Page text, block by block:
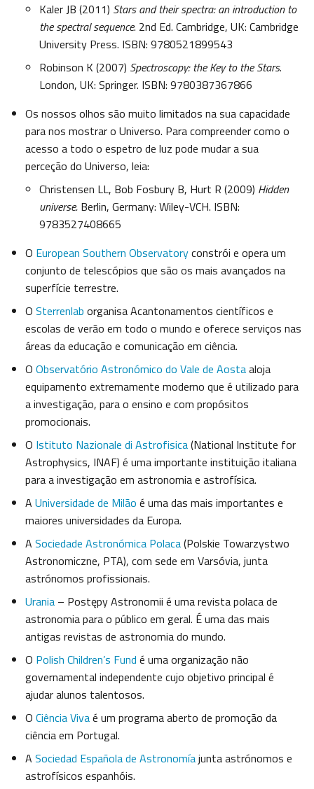
Kaler JB (2011) Stars and their spectra: an introduction to
the spectral sequence. 2nd Ed. Cambridge, UK: Cambridge
University Press. ISBN: 9780521899543
Robinson K (2007) Spectroscopy: the Key to the Stars.
London, UK: Springer. ISBN: 9780387367866
Os nossos olhos são muito limitados na sua capacidade
para nos mostrar o Universo. Para compreender como o
acesso a todo o espetro de luz pode mudar a sua
perceção do Universo, leia:
Christensen LL, Bob Fosbury B, Hurt R (2009) Hidden
universe. Berlin, Germany: Wiley-VCH. ISBN:
9783527408665
O European Southern Observatoryconstrói e opera um
conjunto de telescópios que são os mais avançados na
superfície terrestre.
O Sterrenlab organisa Acantonamentos científicos e
escolas de verão em todo o mundo e oferece serviços nas
áreas da educação e comunicação em ciência.
O Observatório Astronómico do Vale de Aostaaloja
equipamento extremamente moderno que é utilizado para
a investigação, para o ensino e com propósitos
promocionais.
O Istituto Nazionale di Astrofisica(National Institute for
Astrophysics, INAF) é uma importante instituição italiana
para a investigação em astronomia e astrofísica.
A Universidade de Milão é uma das mais importantes e
maiores universidades da Europa.
A Sociedade Astronómica Polaca(Polskie Towarzystwo
Astronomiczne, PTA), com sede em Varsóvia, junta
astrónomos profissionais.
Urania – Postępy Astronomii é uma revista polaca de
astronomia para o público em geral. É uma das mais
antigas revistas de astronomia do mundo.
O Polish Children’s Fund é uma organização não
governamental independente cujo objetivo principal é
ajudar alunos talentosos.
O Ciência Vivaé um programa aberto de promoção da
ciência em Portugal.
A Sociedad Española de Astronomíajunta astrónomos e
astrofísicos espanhóis.